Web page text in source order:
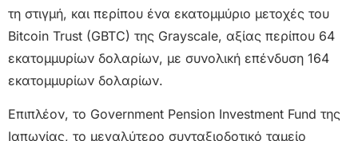
τη στιγμή, και περίπου ένα εκατομμύριο μετοχές του
Bitcoin Trust (GBTC) της Grayscale, αξίας περίπου 64
εκατομμυρίων δολαρίων, με συνολική επένδυση 164
εκατομμυρίων δολαρίων.
Επιπλέον, το Government Pension Investment Fund της
Ιαπωνίας, το μεγαλύτερο συνταξιοδοτικό ταμείο